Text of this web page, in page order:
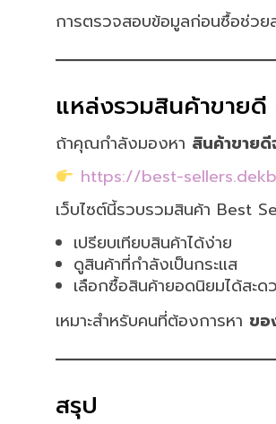
การตรวจสอบข้อมูลก่อนซื้อช่วย
แหล่งรวมสินค้าขายดี
ถ้าคุณกำลังมองหา สินค้าขาย
https://best-
เว็บไซต์นี้รวบรวมสินค้า Best
เปรียบเทียบสินค้าได้ง่าย
ดูสินค้าที่กำลังเป็นกระแส
เลือกซื้อสินค้ายอดนิยมได้สะด
เหมาะสำหรับคนที่ต้องการหา ขอ
สรุป